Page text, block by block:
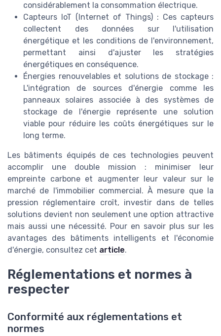
considérablement la consommation électrique.
Capteurs IoT (Internet of Things) : Ces capteurs
collectent des données sur l'utilisation
énergétique et les conditions de l'environnement,
permettant ainsi d'ajuster les stratégies
énergétiques en conséquence.
Énergies renouvelables et solutions de stockage :
L'intégration de sources d'énergie comme les
panneaux solaires associée à des systèmes de
stockage de l'énergie représente une solution
viable pour réduire les coûts énergétiques sur le
long terme.
Les bâtiments équipés de ces technologies peuvent
accomplir une double mission : minimiser leur
empreinte carbone et augmenter leur valeur sur le
marché de l'immobilier commercial. À mesure que la
pression réglementaire croît, investir dans de telles
solutions devient non seulement une option attractive
mais aussi une nécessité. Pour en savoir plus sur les
avantages des bâtiments intelligents et l'économie
d'énergie, consultez cet article.
Réglementations et normes à
respecter
Conformité aux réglementations et
normes